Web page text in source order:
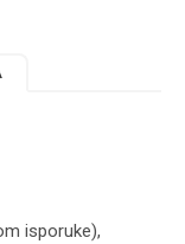
isporuke),